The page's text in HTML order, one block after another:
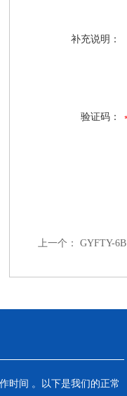
补充说明：
验证码：
上一个： GYFTY-
时间 。以下是我们的正常